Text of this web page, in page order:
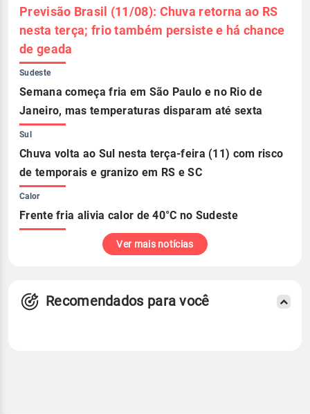
Previsão Brasil (11/08): Chuva retorna ao RS
nesta terça; frio também persiste e há chance
de geada
Sudeste
Semana começa fria em São Paulo e no Rio de
Janeiro, mas temperaturas disparam até sexta
Sul
Chuva volta ao Sul nesta terça-feira (11) com risco
de temporais e granizo em RS e SC
Calor
Frente fria alivia calor de 40°C no Sudeste
Ver mais notícias
Recomendados para você